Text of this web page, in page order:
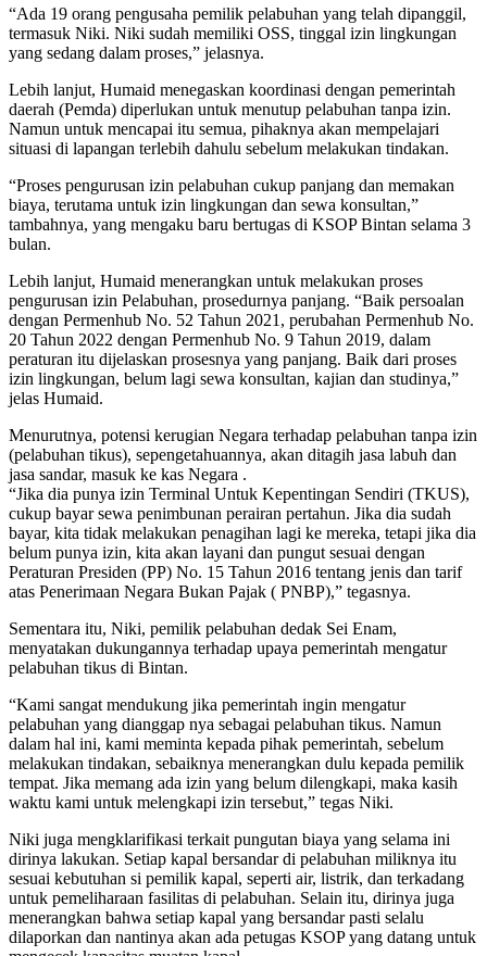
“Ada 19 orang pengusaha pemilik pelabuhan yang telah dipanggil,
termasuk Niki. Niki sudah memiliki OSS, tinggal izin lingkungan
yang sedang dalam proses,” jelasnya.
Lebih lanjut, Humaid menegaskan koordinasi dengan pemerintah
daerah (Pemda) diperlukan untuk menutup pelabuhan tanpa izin.
Namun untuk mencapai itu semua, pihaknya akan mempelajari
situasi di lapangan terlebih dahulu sebelum melakukan tindakan.
“Proses pengurusan izin pelabuhan cukup panjang dan memakan
biaya, terutama untuk izin lingkungan dan sewa konsultan,”
tambahnya, yang mengaku baru bertugas di KSOP Bintan selama 3
bulan.
Lebih lanjut, Humaid menerangkan untuk melakukan proses
pengurusan izin Pelabuhan, prosedurnya panjang. “Baik persoalan
dengan Permenhub No. 52 Tahun 2021, perubahan Permenhub No.
20 Tahun 2022 dengan Permenhub No. 9 Tahun 2019, dalam
peraturan itu dijelaskan prosesnya yang panjang. Baik dari proses
izin lingkungan, belum lagi sewa konsultan, kajian dan studinya,”
jelas Humaid.
Menurutnya, potensi kerugian Negara terhadap pelabuhan tanpa izin
(pelabuhan tikus), sepengetahuannya, akan ditagih jasa labuh dan
jasa sandar, masuk ke kas Negara .
“Jika dia punya izin Terminal Untuk Kepentingan Sendiri (TKUS),
cukup bayar sewa penimbunan perairan pertahun. Jika dia sudah
bayar, kita tidak melakukan penagihan lagi ke mereka, tetapi jika dia
belum punya izin, kita akan layani dan pungut sesuai dengan
Peraturan Presiden (PP) No. 15 Tahun 2016 tentang jenis dan tarif
atas Penerimaan Negara Bukan Pajak ( PNBP),” tegasnya.
Sementara itu, Niki, pemilik pelabuhan dedak Sei Enam,
menyatakan dukungannya terhadap upaya pemerintah mengatur
pelabuhan tikus di Bintan.
“Kami sangat mendukung jika pemerintah ingin mengatur
pelabuhan yang dianggap nya sebagai pelabuhan tikus. Namun
dalam hal ini, kami meminta kepada pihak pemerintah, sebelum
melakukan tindakan, sebaiknya menerangkan dulu kepada pemilik
tempat. Jika memang ada izin yang belum dilengkapi, maka kasih
waktu kami untuk melengkapi izin tersebut,” tegas Niki.
Niki juga mengklarifikasi terkait pungutan biaya yang selama ini
dirinya lakukan. Setiap kapal bersandar di pelabuhan miliknya itu
sesuai kebutuhan si pemilik kapal, seperti air, listrik, dan terkadang
untuk pemeliharaan fasilitas di pelabuhan. Selain itu, dirinya juga
menerangkan bahwa setiap kapal yang bersandar pasti selalu
dilaporkan dan nantinya akan ada petugas KSOP yang datang untuk